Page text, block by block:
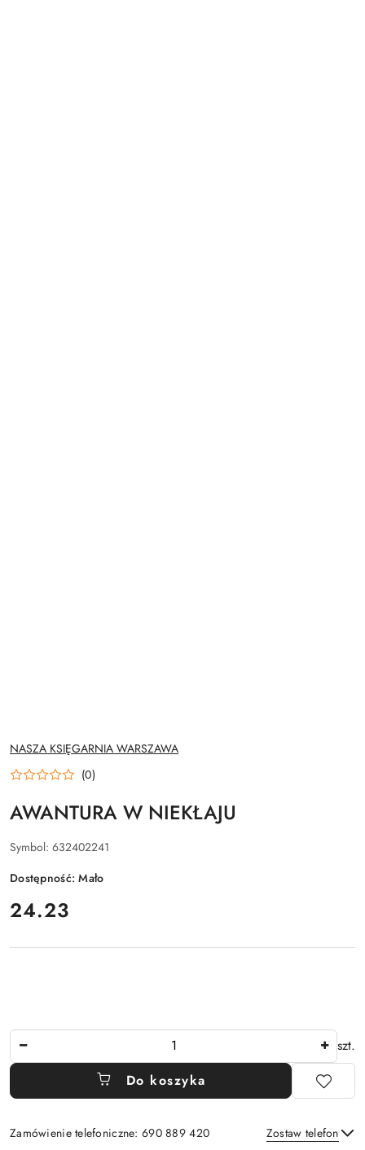
NAZWA
PRODUCENTA:
NASZA KSIĘGARNIA WARSZAWA
(0)
AWANTURA W NIEKŁAJU
Symbol: 632402241
Dostępność:Mało
cena:
24.23
szt.
Do koszyka
Zamówienie telefoniczne: 690 889 420 Zostaw telefon